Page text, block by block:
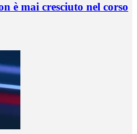
è mai cresciuto nel corso